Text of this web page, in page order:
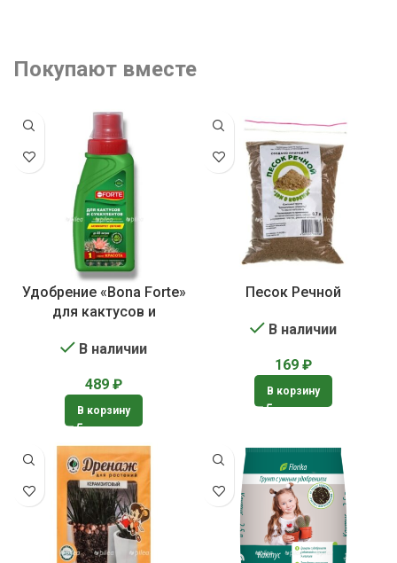
Покупают вместе
Удобрение «Bona Forte»
для кактусов и
В наличии
489 ₽
В корзину
Песок Речной
В наличии
169 ₽
В корзину